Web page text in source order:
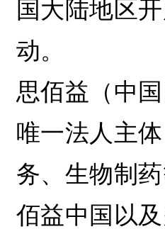
国大陆地区
动。
思佰益（中
唯一法人主
务、生物制
佰益中国以